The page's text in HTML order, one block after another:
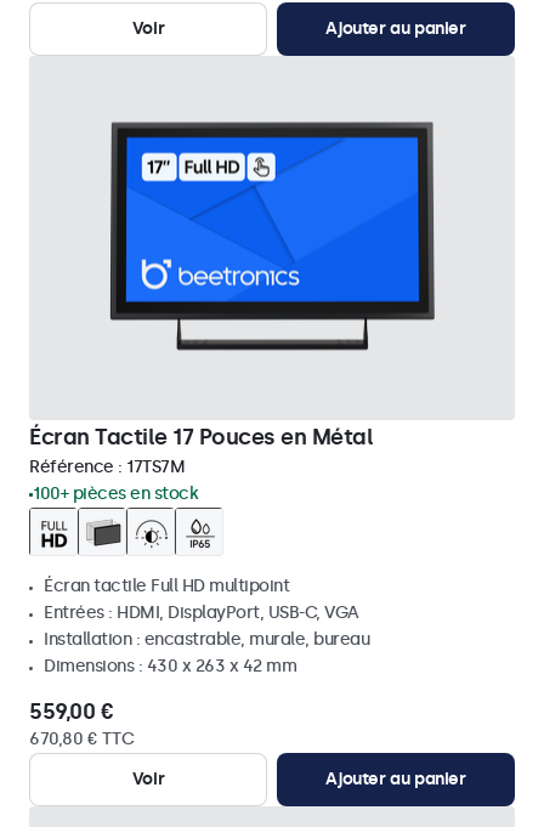
Voir
Ajouter au panier
Écran Tactile 17 Pouces en Métal
Référence : 17TS7M
100+ pièces en stock
Écran tactile Full HD multipoint
Entrées : HDMI, DisplayPort, USB-C, VGA
Installation : encastrable, murale, bureau
Dimensions : 430 x 263 x 42 mm
559,00 €
670,80 € TTC
Voir
Ajouter au panier